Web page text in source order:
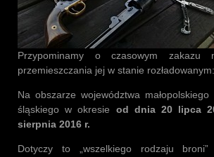
Przypominamy o czasowym zakazu
przemieszczania jej w stanie rozładowanym:
Na obszarze województwa
śląskiego w okresie od dnia 20 lipca
sierpnia 2016 r.
Dotyczy to „wszelkiego rodzaju